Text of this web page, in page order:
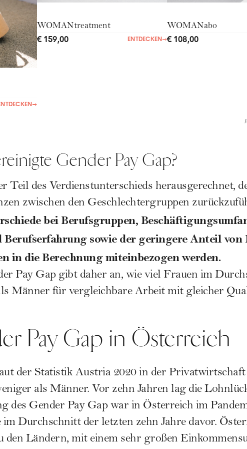
→
WOMANtreatment
€ 159,00 ENTDECKEN→
WOMANabo
€ 108,00
Gender Pay Gap?
Teil des Verdienstunterschieds herausgerechnet,
zwischen den Geschlechtergruppen
bei Berufsgruppen,
sowie der geringere Anteil von
in die Berechnung miteinbezogen werden.
Pay Gap gibt daher an, wie viel Frauen im
Männer für vergleichbare Arbeit mit gleicher
Pay Gap in Österreich
der Statistik Austria 2020 in der Privatwirtschaft
als Männer. Vor zehn Jahren lag die
des Gender Pay Gap war in Österreich im
Durchschnitt der letzten zehn Jahre davor.
den Ländern, mit einem sehr großen